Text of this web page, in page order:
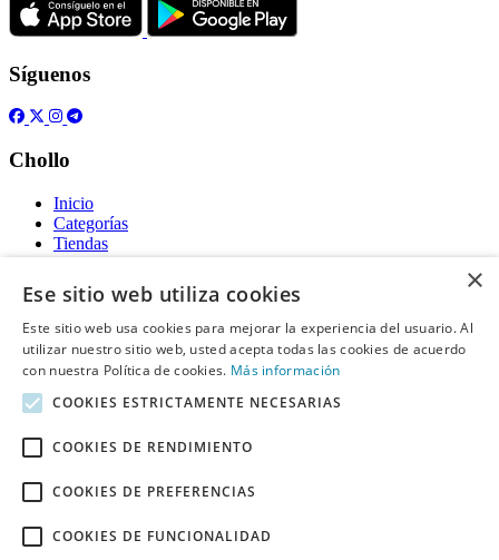
Síguenos
Chollo
Inicio
Categorías
Tiendas
Gratis
Acerca de
Sobre nosotros
Contacto
Información legal
Declaración de cookies
Descargo de Responsabilidad
×
Ese sitio web utiliza cookies
Este sitio web usa cookies para mejorar la experiencia del usuario. Al
utilizar nuestro sitio web, usted acepta todas las cookies de acuerdo
con nuestra Política de cookies. Más información
COOKIES ESTRICTAMENTE NECESARIAS
COOKIES DE RENDIMIENTO
COOKIES DE PREFERENCIAS
COOKIES DE FUNCIONALIDAD